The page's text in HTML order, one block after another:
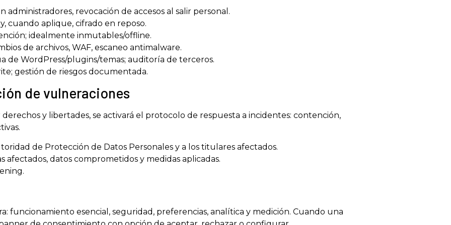
administradores, revocación de accesos al salir personal.
cuando aplique, cifrado en reposo.
idealmente inmutables/offline.
de archivos, WAF, escaneo antimalware.
de WordPress/plugins/temas; auditoría de terceros.
gestión de riesgos documentada.
de vulneraciones
y libertades, se activará el protocolo de respuesta a incidentes: contención,
de Protección de Datos Personales y a los titulares afectados.
afectados, datos comprometidos y medidas aplicadas.
funcionamiento esencial, seguridad, preferencias, analítica y medición. Cuando una